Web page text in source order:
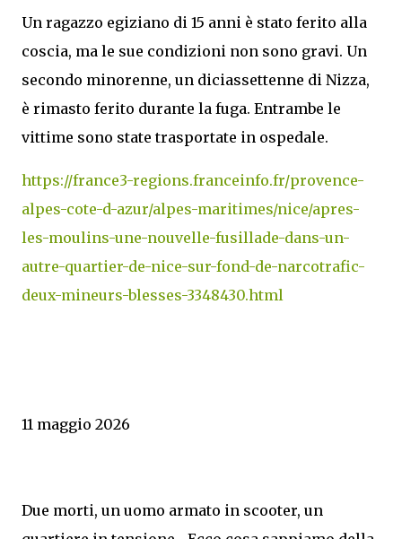
Un ragazzo egiziano di 15 anni è stato ferito alla
coscia, ma le sue condizioni non sono gravi. Un
secondo minorenne, un diciassettenne di Nizza,
è rimasto ferito durante la fuga. Entrambe le
vittime sono state trasportate in ospedale.
https://france3-regions.franceinfo.fr/provence-
alpes-cote-d-azur/alpes-maritimes/nice/apres-
les-moulins-une-nouvelle-fusillade-dans-un-
autre-quartier-de-nice-sur-fond-de-narcotrafic-
deux-mineurs-blesses-3348430.html
11 maggio 2026
Due morti, un uomo armato in scooter, un